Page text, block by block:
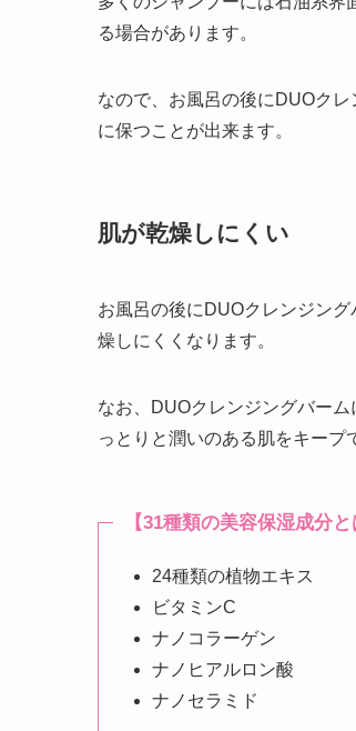
る場合があります。
なので、お風呂の後にDUOク
に保つことが出来ます。
肌が乾燥しにくい
お風呂の後にDUOクレンジン
燥しにくくなります。
なお、DUOクレンジングバー
っとりと潤いのある肌をキープ
【31種類の美容保湿成分と
24種類の植物エキス
ビタミンC
ナノコラーゲン
ナノヒアルロン酸
ナノセラミド